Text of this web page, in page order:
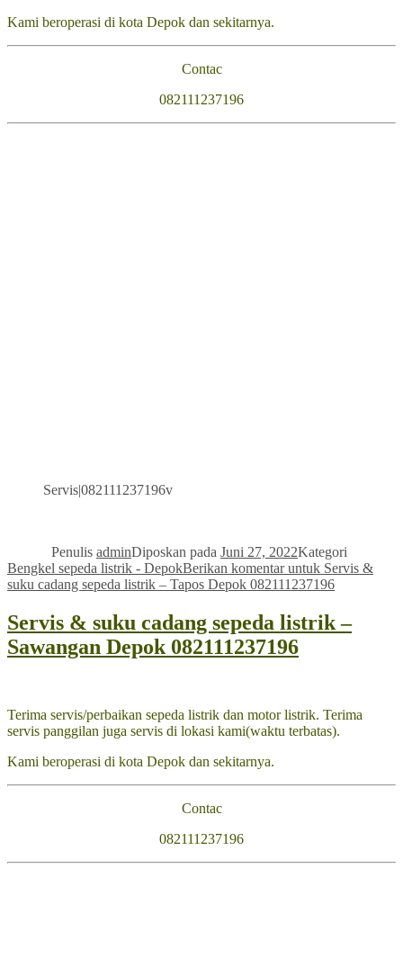
Kami beroperasi di kota Depok dan sekitarnya.
Contac
082111237196
Servis|082111237196v
Penulis adminDiposkan pada Juni 27, 2022Kategori
Bengkel sepeda listrik - DepokBerikan komentaruntuk Servis &
suku cadang sepeda listrik – Tapos Depok 082111237196
Servis & suku cadang sepeda listrik –
Sawangan Depok 082111237196
Terima servis/perbaikan sepeda listrik dan motor listrik. Terima
servis panggilan juga servis di lokasi kami(waktu terbatas).
Kami beroperasi di kota Depok dan sekitarnya.
Contac
082111237196